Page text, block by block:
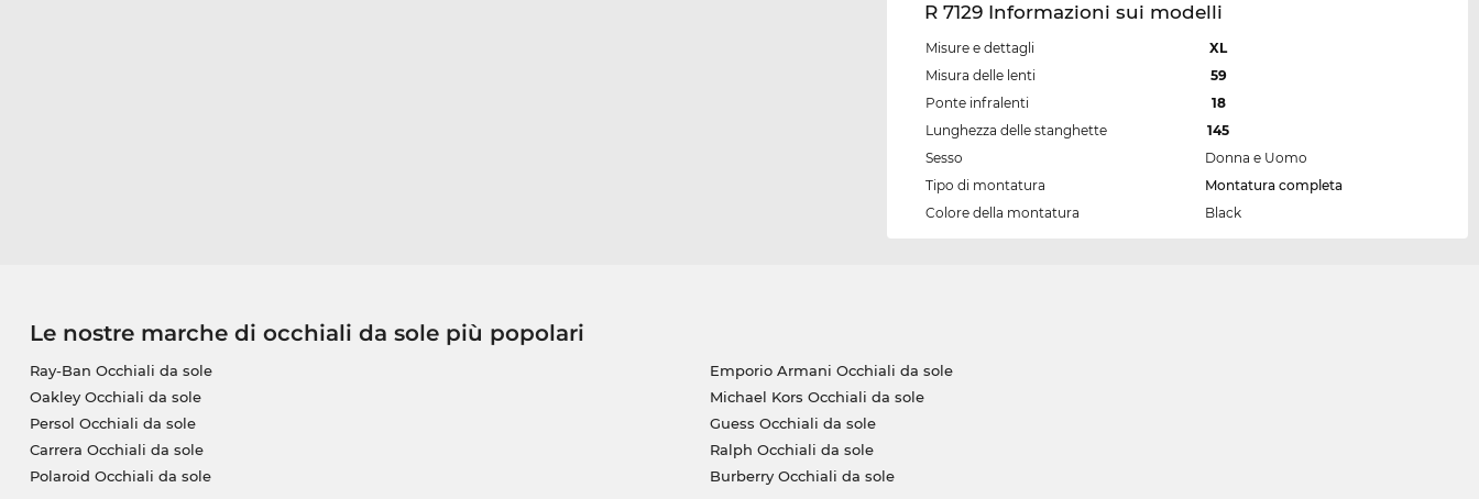
R 7129 Informazioni sui modelli
Misure e dettagli
XL
Misura delle lenti
59
Ponte infralenti
18
Lunghezza delle stanghette
145
Sesso
Donna e Uomo
Tipo di montatura
Montatura completa
Colore della montatura
Black
Le nostre marche di occhiali da sole più popolari
Ray-Ban Occhiali da sole
Oakley Occhiali da sole
Persol Occhiali da sole
Carrera Occhiali da sole
Polaroid Occhiali da sole
Emporio Armani Occhiali da sole
Michael Kors Occhiali da sole
Guess Occhiali da sole
Ralph Occhiali da sole
Burberry Occhiali da sole